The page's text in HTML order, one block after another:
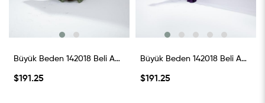
Büyük Beden 142018 Beli Aplik İşleme Abiye Haki
$191.25
Büyük Beden 142018 Beli Aplik İşleme Abiye Mürdüm
$191.25